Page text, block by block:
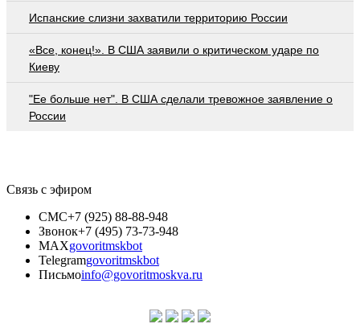
Испанские слизни захватили территорию России
«Все, конец!». В США заявили о критическом ударе по
Киеву
"Ее больше нет". В США сделали тревожное заявление о
России
Связь с эфиром
СМС+7 (925) 88-88-948
Звонок+7 (495) 73-73-948
MAXgovoritmskbot
Telegramgovoritmskbot
Письмоinfo@govoritmoskva.ru